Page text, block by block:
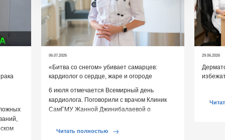
06.07.2026
«Битва со снегом» убивает самарцев:
кардиолог о сердце, жаре и огороде
6 июля отмечается Всемирный день
кардиолога. Поговорили с врачом Клиник
СамГМУ Жанной Джинибалаевой о
[…]Читать полностью
29.06.2026